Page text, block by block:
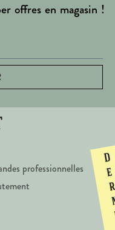
offres en magasin !
professionnelles
D
e